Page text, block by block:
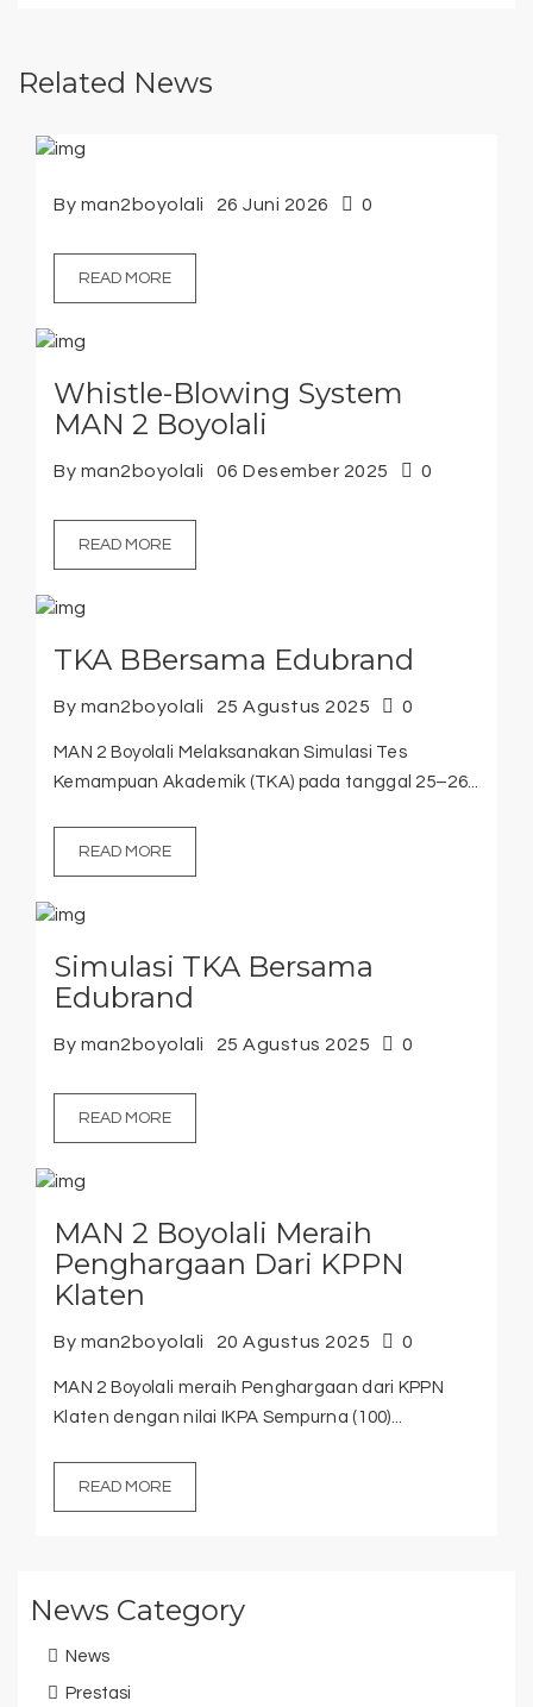
Related News
By man2boyolali 26 Juni 2026 0
READ MORE
Whistle-Blowing System
MAN 2 Boyolali
By man2boyolali 06 Desember 2025 0
READ MORE
TKA BBersama Edubrand
By man2boyolali 25 Agustus 2025 0
MAN 2 Boyolali Melaksanakan Simulasi Tes
Kemampuan Akademik (TKA) pada tanggal 25–26...
READ MORE
Simulasi TKA Bersama
Edubrand
By man2boyolali 25 Agustus 2025 0
READ MORE
MAN 2 Boyolali Meraih
Penghargaan Dari KPPN
Klaten
By man2boyolali 20 Agustus 2025 0
MAN 2 Boyolali meraih Penghargaan dari KPPN
Klaten dengan nilai IKPA Sempurna (100)...
READ MORE
News Category
News
Prestasi